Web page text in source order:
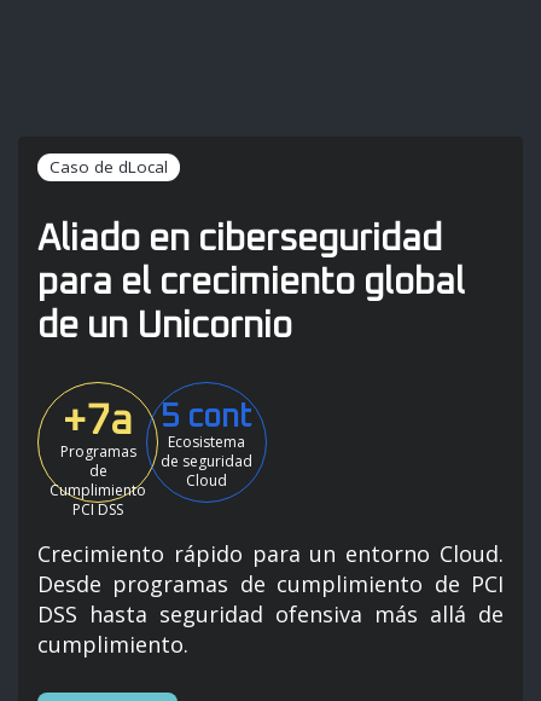
Caso de dLocal
Aliado en ciberseguridad
para el crecimiento global
de un Unicornio
+7a
Programas
de
Cumplimiento
PCI DSS
5 cont
Ecosistema
de seguridad
Cloud
Crecimiento rápido para un entorno Cloud.
Desde programas de cumplimiento de PCI
DSS hasta seguridad ofensiva más allá de
cumplimiento.